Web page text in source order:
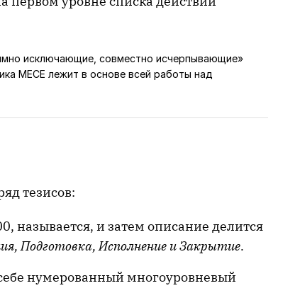
исключающие, совместно исчерпывающие»
МЕСЕ лежит в основе всей работы над
тезисов:
называется, и затем описание делится
Подготовка, Исполнение и Закрытие.
нумерованный многоуровневый